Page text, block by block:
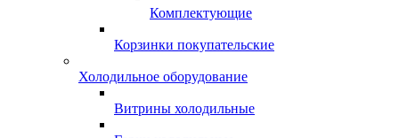
Комплектующие
Корзинки покупательские
Холодильное оборудование
Витрины холодильные